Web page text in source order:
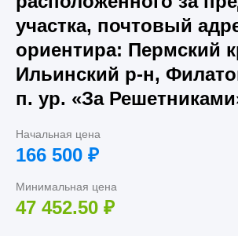
участка, почтовый
ориентира: Пермский
Ильинский р-н,
п. ур. «За
Начальная цена
166 500 ₽
Минимальная цена
47 452.50 ₽